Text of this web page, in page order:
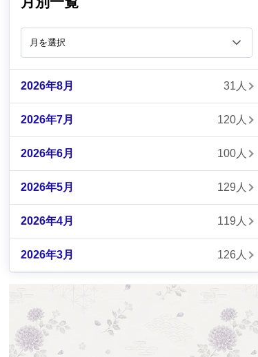
2026年8月 31人
2026年7月 120人
2026年6月 100人
2026年5月 129人
2026年4月 119人
2026年3月 126人